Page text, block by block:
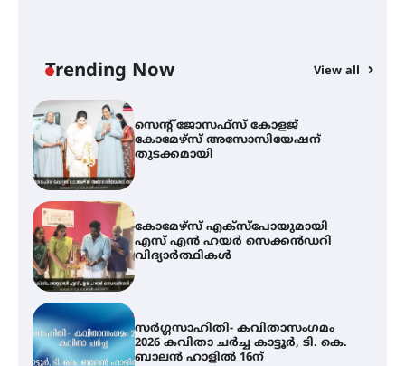
Trending Now View all
കോമേഴ്സ് എക്സ്പോയുമായി
എസ് എൻ ഹയർ സെക്കൻഡറി
വിദ്യാർത്ഥികൾ
സർഗ്ഗസാഹിതി- കവിതാസംഗമം
2026 കവിതാ ചർച്ച കാട്ടൂർ, ടി. കെ.
ബാലൻ ഹാളിൽ 16ന്
ഇടത്തരം മഴയ്ക്കും കാറ്റിനും
സാധ്യത ഇരിങ്ങാലക്കുടയിൽ 4.4
മില്ലി മീറ്റർ മഴ ലഭിച്ചു